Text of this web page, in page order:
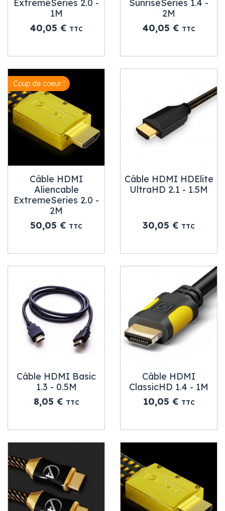
ExtremeSeries 2.0 -
1M
Prix
40,05 € TTC
SunriseSeries 1.4 -
2M
Prix
40,05 € TTC
Coup de coeur !
Câble HDMI
Aliencable
ExtremeSeries 2.0 -
2M
Prix
50,05 € TTC
Câble HDMI HDElite
UltraHD 2.1 - 1.5M
Prix
30,05 € TTC
Câble HDMI Basic
1.3 - 0.5M
Prix
8,05 € TTC
Câble HDMI
ClassicHD 1.4 - 1M
Prix
10,05 € TTC